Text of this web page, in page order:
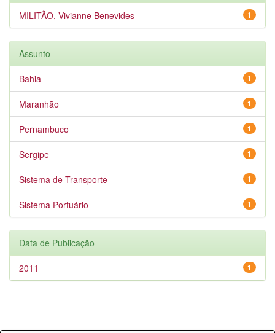
1
MILITÃO, Vivianne Benevides
Assunto
1
Bahia
1
Maranhão
1
Pernambuco
1
Sergipe
1
Sistema de Transporte
1
Sistema Portuário
Data de Publicação
1
2011